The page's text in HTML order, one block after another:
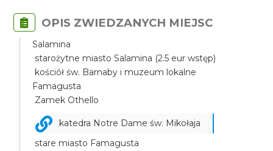
OPIS ZWIEDZANYCH MIEJSC
Salamina
starożytne miasto Salamina (2.5 eur wstęp)
kościół św. Barnaby i muzeum lokalne
Famagusta
Zamek Othello
katedra Notre Dame św. Mikołaja
stare miasto Famagusta